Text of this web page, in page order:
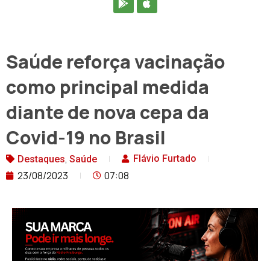
Saúde reforça vacinação
como principal medida
diante de nova cepa da
Covid-19 no Brasil
Destaques, Saúde Flávio Furtado
23/08/2023 07:08